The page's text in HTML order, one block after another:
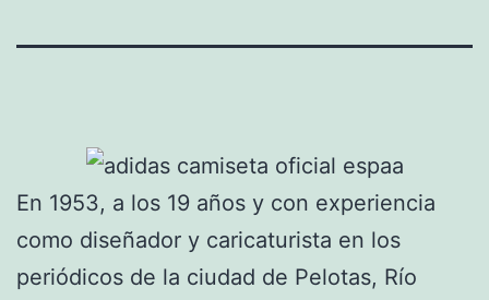
En 1953, a los 19 años y con experiencia
como diseñador y caricaturista en los
periódicos de la ciudad de Pelotas, Río